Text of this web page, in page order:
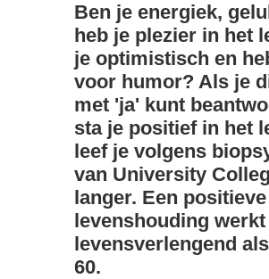
Ben je energiek,
heb je plezier in het
je optimistisch en
voor humor? Als je
met 'ja' kunt
sta je positief in het
leef je volgens
van University
langer. Een positieve
levenshouding
levensverlengend
60.